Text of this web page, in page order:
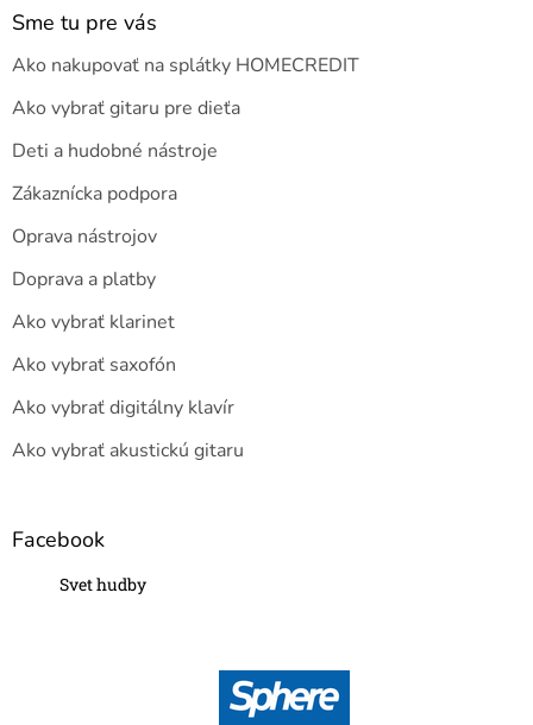
Sme tu pre vás
Ako nakupovať na splátky HOMECREDIT
Ako vybrať gitaru pre dieťa
Deti a hudobné nástroje
Zákaznícka podpora
Oprava nástrojov
Doprava a platby
Ako vybrať klarinet
Ako vybrať saxofón
Ako vybrať digitálny klavír
Ako vybrať akustickú gitaru
Facebook
Svet hudby